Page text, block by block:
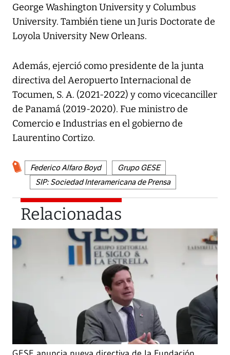
George Washington University y Columbus
University. También tiene un Juris Doctorate de
Loyola University New Orleans.
Además, ejerció como presidente de la junta
directiva del Aeropuerto Internacional de
Tocumen, S. A. (2021-2022) y como vicecanciller
de Panamá (2019-2020). Fue ministro de
Comercio e Industrias en el gobierno de
Laurentino Cortizo.
Federico Alfaro Boyd
Grupo GESE
SIP: Sociedad Interamericana de Prensa
Relacionadas